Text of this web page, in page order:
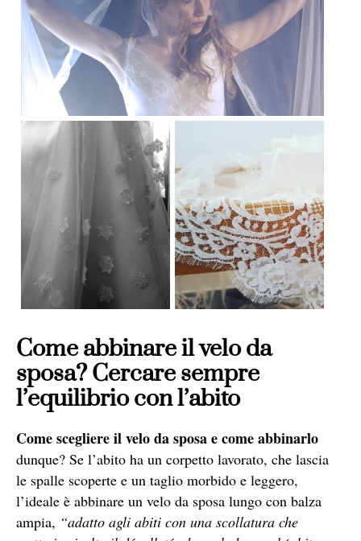
Come abbinare il velo da
sposa? Cercare sempre
l’equilibrio con l’abito
Come scegliere il velo da sposae come abbinarlo
dunque? Se l’abito ha un corpetto lavorato, che lascia
le spalle scoperte e un taglio morbido e leggero,
l’ideale è abbinare un velo da sposa lungo con balza
ampia, “adatto agli abiti con una scollatura che